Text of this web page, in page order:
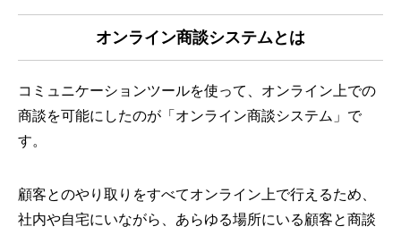
オンライン商談システムとは
コミュニケーションツールを使って、オンライン上での
商談を可能にしたのが「オンライン商談システム」で
す。
顧客とのやり取りをすべてオンライン上で行えるため、
社内や自宅にいながら、あらゆる場所にいる顧客と商談